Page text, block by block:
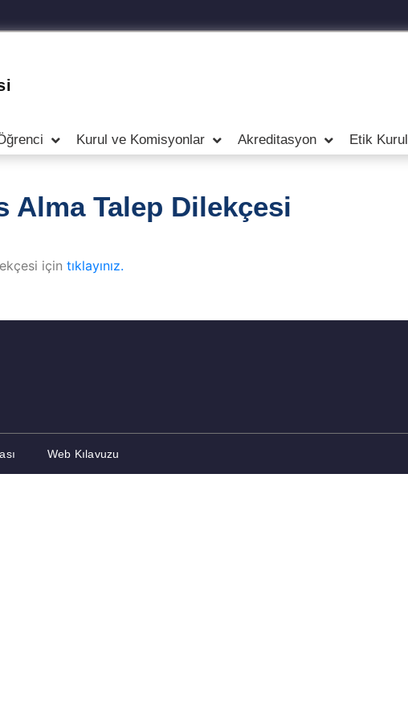
Kurul ve Komisyonlar Akreditasyon Etik Kurul
Alma Talep Dilekçesi
için tıklayınız.
Web Kılavuzu